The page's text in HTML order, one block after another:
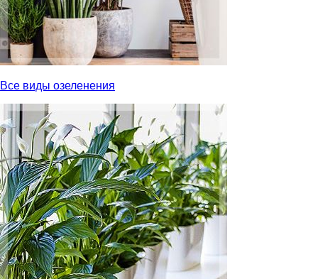
Все виды озеленения